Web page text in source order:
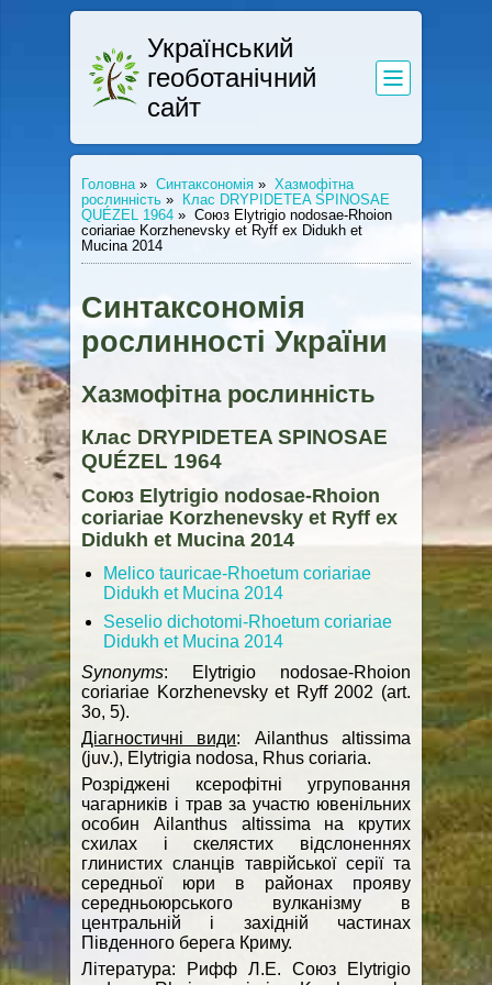
Український
геоботанічний
сайт
Головна » Синтаксономія » Хазмофітна
рослинність »
Клас DRYPIDETEA SPINOSAE
QUÉZEL 1964 » Союз Elytrigio nodosae-Rhoion
coriariae Korzhenevsky et Ryff ex Didukh et
Mucina 2014
Синтаксономія
рослинності України
Хазмофітна рослинність
Клас DRYPIDETEA SPINOSAE
QUÉZEL 1964
Союз Elytrigio nodosae-Rhoion
coriariae Korzhenevsky et Ryff ex
Didukh et Mucina 2014
Melico tauricae-Rhoetum coriariae
Didukh et Mucina 2014
Seselio dichotomi-Rhoetum coriariae
Didukh et Mucina 2014
Synonyms: Elytrigio nodosae-Rhoion
coriariae Korzhenevsky et Ryff 2002 (art.
3o, 5).
Діагностичні види: Ailanthus altissima
(juv.), Elytrigia nodosa, Rhus coriaria.
Розріджені ксерофітні угруповання
чагарників і трав за участю ювенільних
особин Ailanthus altissima на крутих
схилах і скелястих відслоненнях
глинистих сланців таврійської серії та
середньої юри в районах прояву
середньоюрського вулканізму в
центральній і західній частинах
Південного берега Криму.
Література: Рифф Л.Е. Союз Elytrigio